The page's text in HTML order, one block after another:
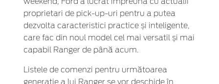
weekend, Ford a lucrat împreună cu actualii
proprietari de pick-up-uri pentru a putea
dezvolta caracteristici practice și inteligente,
care fac din noul model cel mai versatil și mai
capabil Ranger de până acum.
Listele de comenzi pentru următoarea
generație a lui Ranger se vor deschide în